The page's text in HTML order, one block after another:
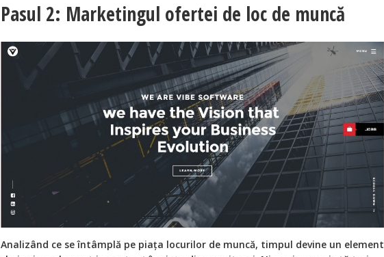
Pasul 2: Marketingul ofertei de loc de muncă
Analizând ce se întâmplă pe piața locurilor de muncă, timpul devine un element